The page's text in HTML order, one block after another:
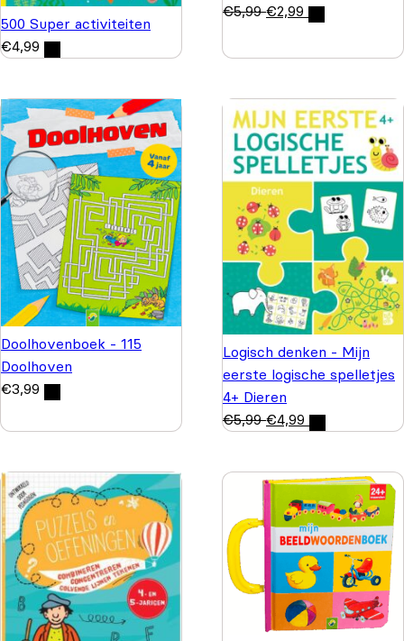
500 Super activiteiten
€4,99
€5,99 €2,99
Doolhovenboek - 115
Doolhoven
€3,99
Logisch denken - Mijn
eerste logische spelletjes
4+ Dieren
€5,99 €4,99